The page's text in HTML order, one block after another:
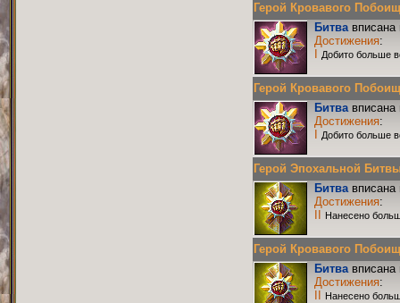
Герой Кровавого
Битвавписана
Достижения:
Добито больше
Герой Кровавого
Битвавписана
Достижения:
Добито больше
Герой Эпохальной
Битвавписана
Достижения:
Нанесено
Герой Кровавого
Битвавписана
Достижения:
Нанесено